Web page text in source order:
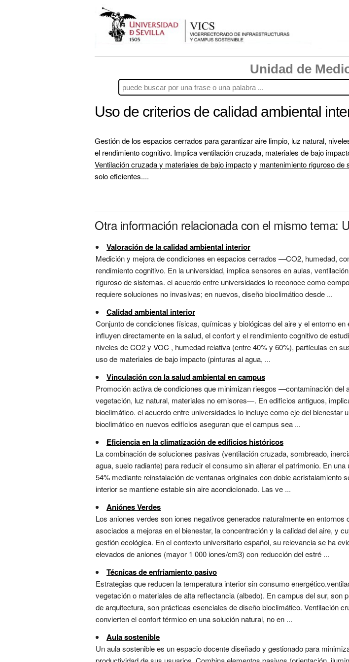
Unidad de
Uso de criterios de calidad ambiental
Gestión de los espacios cerrados para garantizar aire limpio, luz natural,
Ventilación cruzada y materiales de bajo impacto y mantenimiento riguroso de
solo eficientes....
Otra información relacionada con el mismo tema:
Valoración de la calidad ambiental interior
Medición y mejora de condiciones en espacios cerrados —CO2, humedad,
rendimiento cognitivo. En la universidad, implica sensores en aulas,
riguroso de sistemas. el acuerdo entre universidades lo reconoce como
requiere soluciones no invasivas; en nuevos, diseño bioclimático desde ...
Calidad ambiental interior
Conjunto de condiciones físicas, químicas y biológicas del aire y el entorno
influyen directamente en la salud, el confort y el rendimiento cognitivo de
niveles de CO2 y VOC , humedad relativa (entre 40% y 60%), partículas en
uso de materiales de bajo impacto (pinturas al agua, ...
Vinculación con la salud ambiental en campus
Promoción activa de condiciones que minimizan riesgos —contaminación
vegetación, luz natural, materiales no emisores—. En edificios antiguos,
bioclimático. el acuerdo entre universidades lo incluye como eje del
bioclimático en nuevos edificios aseguran que el campus sea ...
Eficiencia en la climatización de edificios históricos
La combinación de soluciones pasivas (ventilación cruzada, sombreado,
agua, suelo radiante) para reducir el consumo sin alterar el patrimonio. En
54% mediante reinstalación de ventanas originales con doble
interior se mantiene estable sin aire acondicionado. Las ve ...
Aniónes Verdes
Los aniones verdes son iones negativos generados naturalmente en
asociados a mejoras en el bienestar, la concentración y la calidad del aire, y
gestión ecológica. En el contexto universitario español, su relevancia se ha
elevados de aniones (mayor 1 000 iones/cm3) con reducción del estré ...
Técnicas de enfriamiento pasivo
Estrategias que reducen la temperatura interior sin consumo
vegetación o materiales de alta reflectancia (albedo). En campus del sur, son
de arquitectura, son prácticas esenciales de diseño bioclimático. Ventilación
convierten el confort térmico en una solución natural, no en ...
Aula sostenible
Un aula sostenible es un espacio docente diseñado y gestionado para